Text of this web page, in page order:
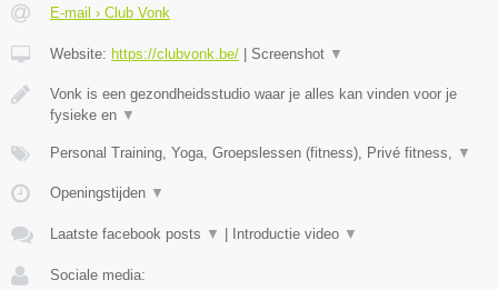
E-mail › Club Vonk
Website: https://clubvonk.be/ Screenshot ▼
Vonk is een gezondheidsstudio waar je alles kan vinden voor je
fysieke en ▼
Personal Training, Yoga, Groepslessen (fitness), Privé fitness, ▼
Openingstijden ▼
Laatste facebook posts ▼ Introductie video ▼
Sociale media: